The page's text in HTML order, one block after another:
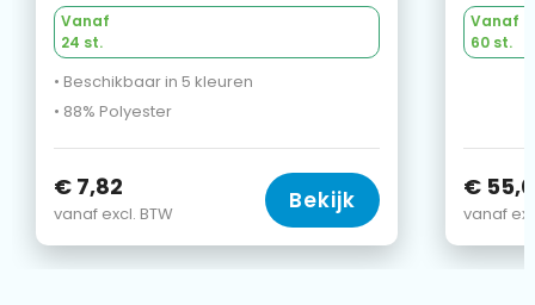
Vanaf
24 st.
• Beschikbaar in 5 kleuren
• 88% Polyester
€ 7,82
vanaf excl. BTW Bekijk
Vanaf
60 st.
€
vanaf